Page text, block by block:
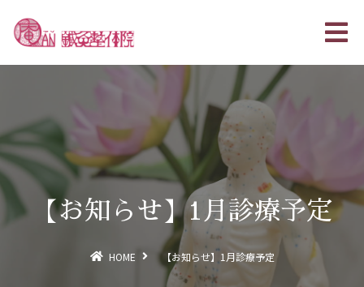
【お知らせ】1月診療予定
HOME 【お知らせ】1月診療予定